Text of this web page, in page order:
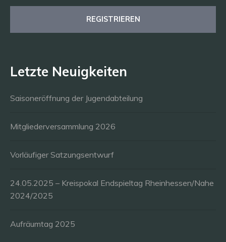
Letzte Neuigkeiten
Saisoneröffnung der Jugendabteilung
Mitgliederversammlung 2026
Vorläufiger Satzungsentwurf
24.05.2025 – Kreispokal Endspieltag Rheinhessen/Nahe
2024/2025
Aufräumtag 2025